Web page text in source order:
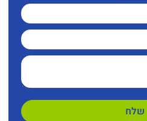
שלח